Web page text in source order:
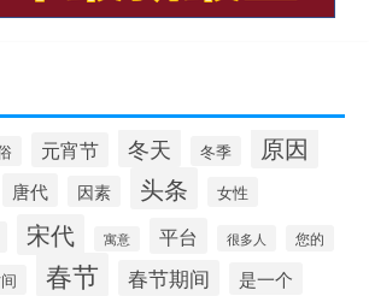
元宵节 冬天 冬季 原因
唐代 因素 头条 女性
宋代 寓意 平台 很多人 您的
春节 春节期间 是一个